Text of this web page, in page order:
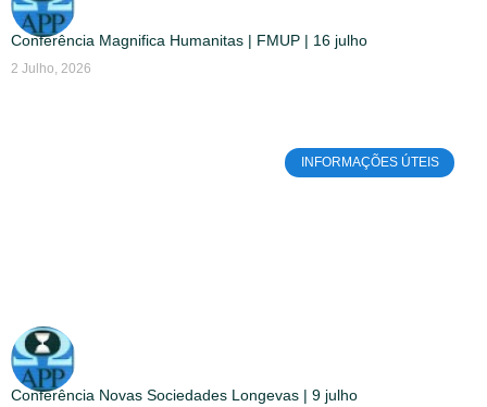
Conferência Magnifica Humanitas | FMUP | 16 julho
2 Julho, 2026
INFORMAÇÕES ÚTEIS
Conferência Novas Sociedades Longevas | 9 julho